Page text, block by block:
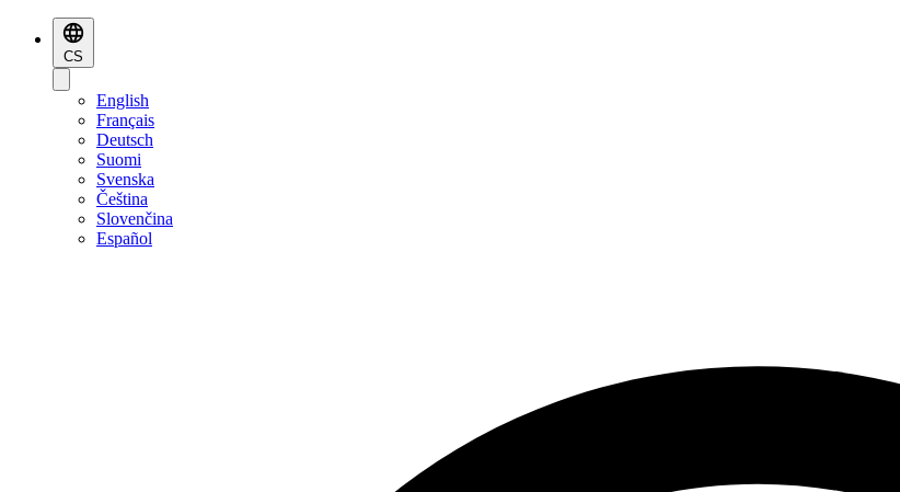
CS
English
Français
Deutsch
Suomi
Svenska
Čeština
Slovenčina
Español